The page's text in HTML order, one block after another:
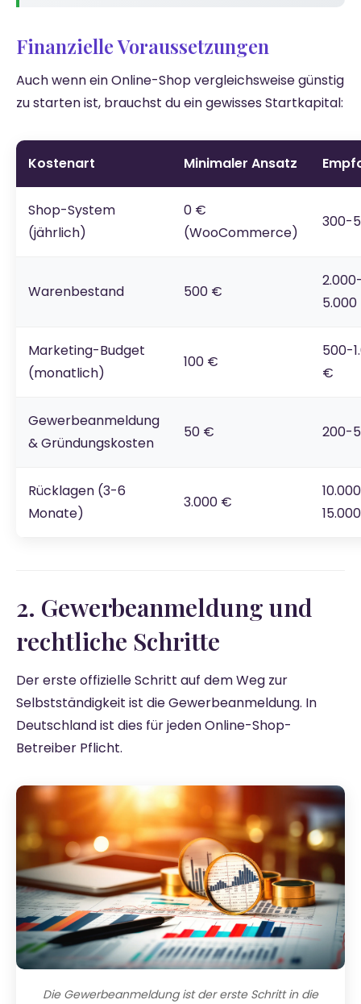
Finanzielle Voraussetzungen
Auch wenn ein Online-Shop vergleichsweise günstig
zu starten ist, brauchst du ein gewisses Startkapital:
Kostenart Minimaler Ansatz
Shop-System
(jährlich)
0 €
(WooCommerce)
300-
Warenbestand 500 €
Marketing-Budget
(monatlich)
100 €
500-
€
Gewerbeanmeldung
& Gründungskosten
50 € 200-
Rücklagen (3-6
Monate)
3.000 €
2. Gewerbeanmeldung und
rechtliche Schritte
Der erste offizielle Schritt auf dem Weg zur
Selbstständigkeit ist die Gewerbeanmeldung. In
Deutschland ist dies für jeden Online-Shop-
Betreiber Pflicht.
Die Gewerbeanmeldung ist der erste Schritt in die